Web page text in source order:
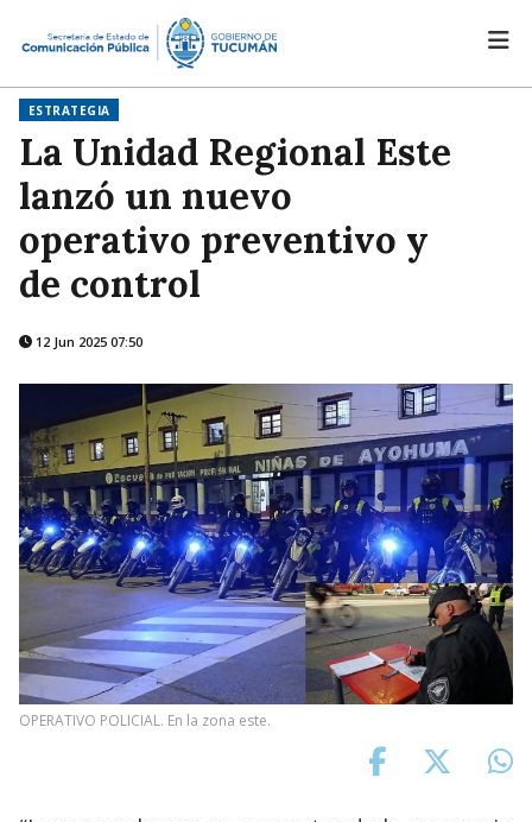
ESTRATEGIA
La Unidad Regional Este
lanzó un nuevo
operativo preventivo y
de control
12 Jun 2025 07:50
OPERATIVO POLICIAL. En la zona este.